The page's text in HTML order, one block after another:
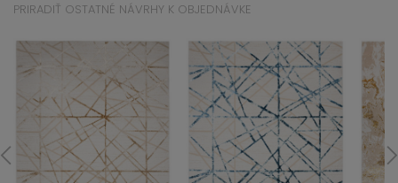
PRIRADIŤ OSTATNÉ NÁVRHY K OBJEDNÁVKE